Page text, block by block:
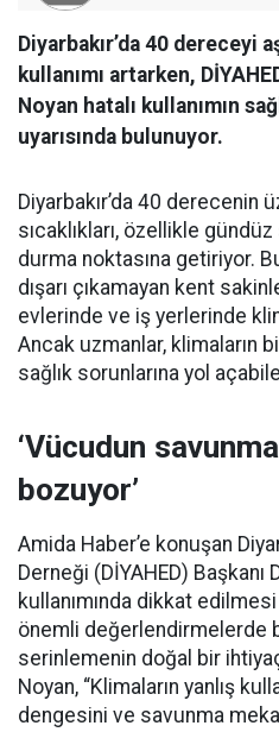
Diyarbakır’da 40 dereceyi
kullanımı artarken,
Noyan hatalı kullanımın
uyarısında bulunuyor.
Diyarbakır’da 40 derecenin
sıcaklıkları, özellikle
durma noktasına getiriyor.
dışarı çıkamayan kent
evlerinde ve iş yerlerinde
Ancak uzmanlar, klimaların
sağlık sorunlarına yol
‘Vücudun
bozuyor’
Amida Haber’e konuşan
Derneği (DİYAHED) Başkanı
kullanımında dikkat
önemli değerlendirmelerde
serinlemenin doğal bir
Noyan, “Klimaların yanlış
dengesini ve savunma